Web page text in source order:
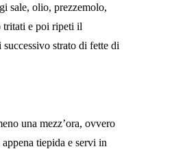
sale, olio, prezzemolo,
tritati e poi ripeti il
strato di fette di
una mezz’ora, ovvero
tiepida e servi in